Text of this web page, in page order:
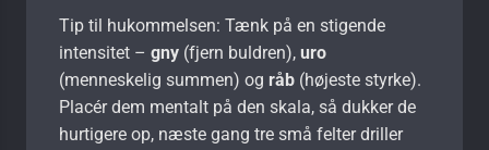
Tip til hukommelsen: Tænk på en stigende
intensitet – gny (fjern buldren), uro
(menneskelig summen) og råb (højeste styrke).
Placér dem mentalt på den skala, så dukker de
hurtigere op, næste gang tre små felter driller